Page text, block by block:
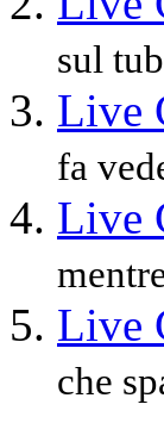
sul
Live
fa
Live
Live
che